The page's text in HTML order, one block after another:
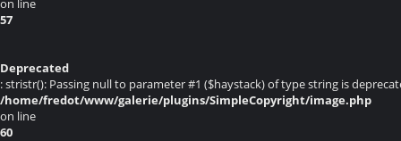
on line
57
Deprecated
: stristr(): Passing null to parameter #1 ($haystack) of type string is
/home/fredot/www/galerie/plugins/SimpleCopyright/image.php
on line
60